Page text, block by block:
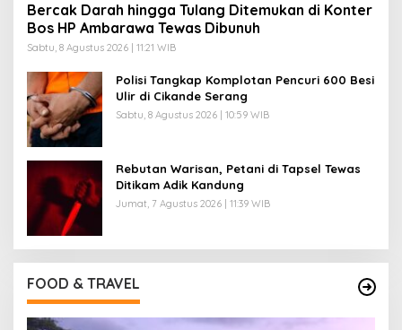
Bercak Darah hingga Tulang Ditemukan di Konter
Bos HP Ambarawa Tewas Dibunuh
Sabtu, 8 Agustus 2026 | 11:21 WIB
Polisi Tangkap Komplotan Pencuri 600 Besi
Ulir di Cikande Serang
Sabtu, 8 Agustus 2026 | 10:59 WIB
Rebutan Warisan, Petani di Tapsel Tewas
Ditikam Adik Kandung
Jumat, 7 Agustus 2026 | 11:39 WIB
FOOD & TRAVEL